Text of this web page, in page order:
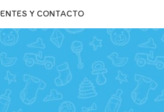
Y CONTACTO